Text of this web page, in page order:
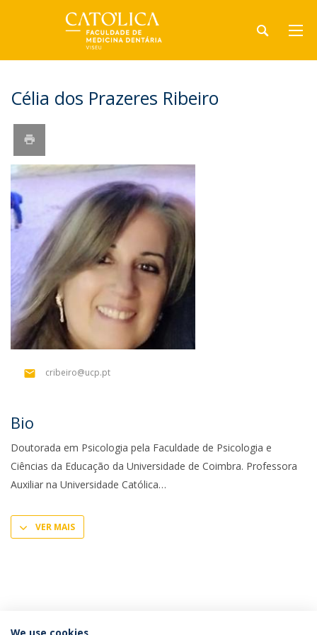
Célia dos Prazeres Ribeiro
cribeiro@ucp.pt
Bio
Doutorada em Psicologia pela Faculdade de Psicologia e
Ciências da Educação da Universidade de Coimbra. Professora
Auxiliar na Universidade Católica
VER MAIS